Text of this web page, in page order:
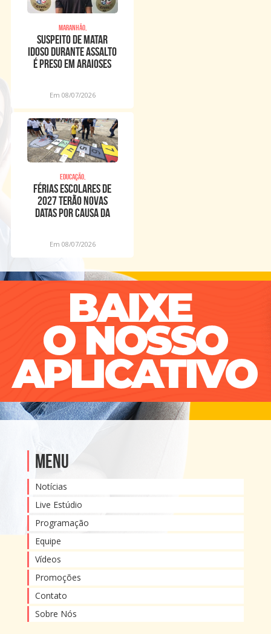
Maranhão,
Suspeito de matar
idoso durante assalto
é preso em Araioses
Em 08/07/2026
Educação,
Férias escolares de
2027 terão novas
datas por causa da
Em 08/07/2026
Menu
Notícias
Live Estúdio
Programação
Equipe
Vídeos
Promoções
Contato
Sobre Nós